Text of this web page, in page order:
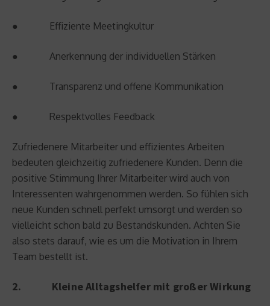
● Effiziente Meetingkultur
● Anerkennung der individuellen Stärken
● Transparenz und offene Kommunikation
● Respektvolles Feedback
Zufriedenere Mitarbeiter und effizientes Arbeiten
bedeuten gleichzeitig zufriedenere Kunden. Denn die
positive Stimmung Ihrer Mitarbeiter wird auch von
Interessenten wahrgenommen werden. So fühlen sich
neue Kunden schnell perfekt umsorgt und werden so
vielleicht schon bald zu Bestandskunden. Achten Sie
also stets darauf, wie es um die Motivation in Ihrem
Team bestellt ist.
2. Kleine Alltagshelfer mit großer Wirkung